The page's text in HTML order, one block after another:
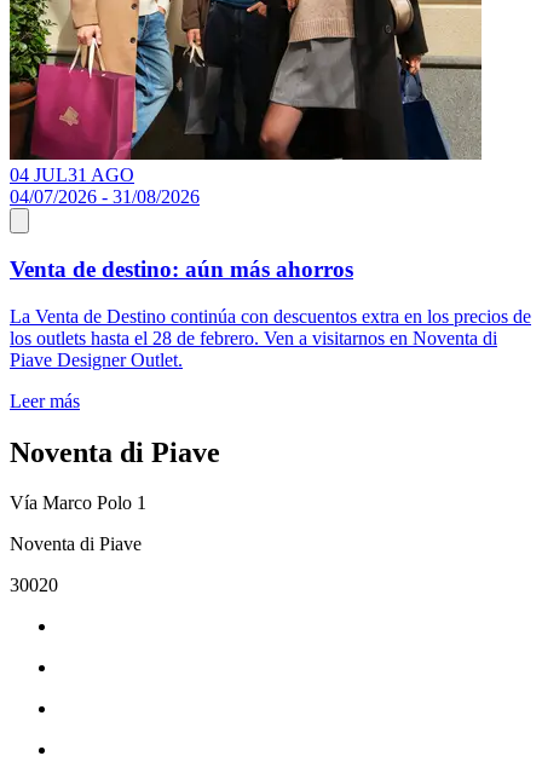
04 JUL31 AGO
04/07/2026 - 31/08/2026
Venta de destino: aún más ahorros
La Venta de Destino continúa con descuentos extra en los precios de
los outlets hasta el 28 de febrero. Ven a visitarnos en Noventa di
Piave Designer Outlet.
Leer más
Noventa di Piave
Vía Marco Polo 1
Noventa di Piave
30020